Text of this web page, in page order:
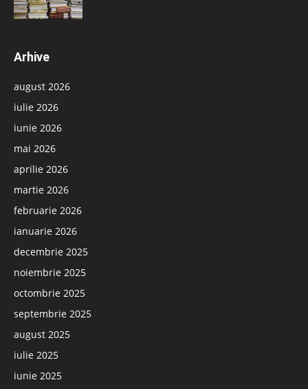
Arhive
august 2026
iulie 2026
iunie 2026
mai 2026
aprilie 2026
martie 2026
februarie 2026
ianuarie 2026
decembrie 2025
noiembrie 2025
octombrie 2025
septembrie 2025
august 2025
iulie 2025
iunie 2025